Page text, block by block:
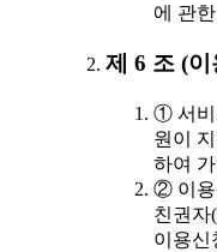
에 관
제 6 조 (
① 서비
원이
하여
② 이용
친권자
이용신